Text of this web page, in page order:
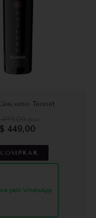
Tannat
449,00
COMPRAR
pelo WhatsApp